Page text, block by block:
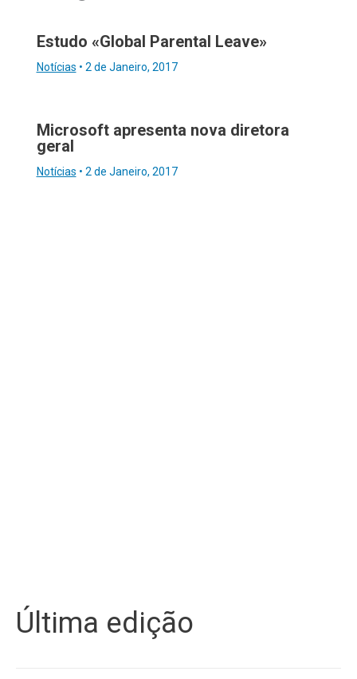
Estudo «Global Parental Leave»
Notícias • 2 de Janeiro, 2017
Microsoft apresenta nova diretora
geral
Notícias • 2 de Janeiro, 2017
Última edição